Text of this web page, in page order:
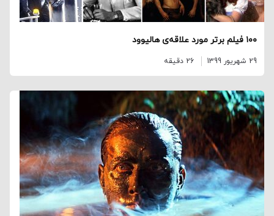
۱۰۰ فیلم برتر مورد علاقه‌ی هالیوود
29 شهریور 1399 26 دقیقه